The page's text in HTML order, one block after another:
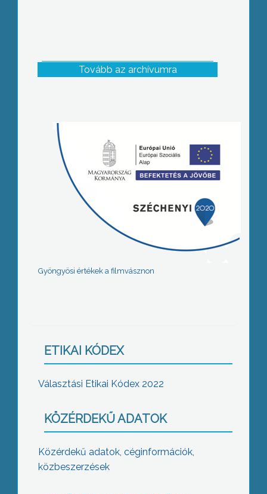
Tovább az archívumra
Gyöngyösi értékek a filmvásznon
ETIKAI KÓDEX
Választási Etikai Kódex 2022
KÖZÉRDEKŰ ADATOK
Közérdekű adatok, céginformációk,
közbeszerzések